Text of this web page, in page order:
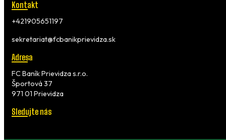
Kontakt
+421905651197
sekretariat@fcbanikprievidza.sk
Adresa
FC Baník Prievidza s.r.o.
Športová 37
971 01 Prievidza
Sledujte nás